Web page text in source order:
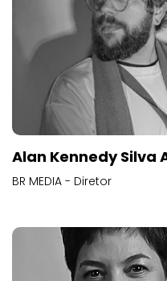
Alan Kennedy Silva
BR MEDIA - Diretor